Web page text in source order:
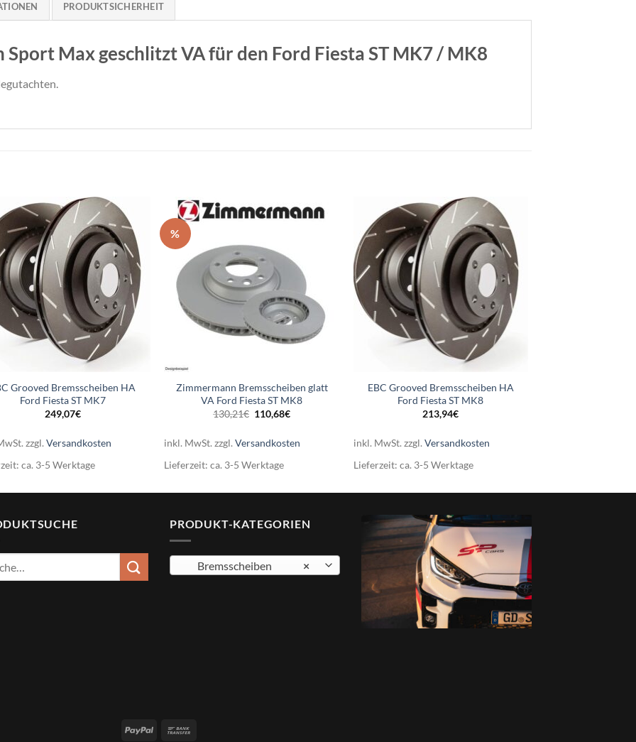
PRODUKTSICHERHEIT
Sport Max geschlitzt VA für den Ford Fiesta ST MK7 / MK8
Grooved Bremsscheiben HA
Ford Fiesta ST MK7
249,07€
zzgl.Versandkosten
ca. 3-5 Werktage
%
Zimmermann Bremsscheiben glatt
VA Ford Fiesta ST MK8
130,21€ Ursprünglicher
Preis
130,21€
110,68€Aktueller
110,68€.
inkl. MwSt. zzgl.Versandkosten
Lieferzeit:ca. 3-5 Werktage
EBC Grooved Bremsscheiben HA
Ford Fiesta ST MK8
213,94€
inkl. MwSt. zzgl. Versandkosten
Lieferzeit: ca. 3-5 Werktage
PRODUKT-KATEGORIEN
×
Bremsscheiben